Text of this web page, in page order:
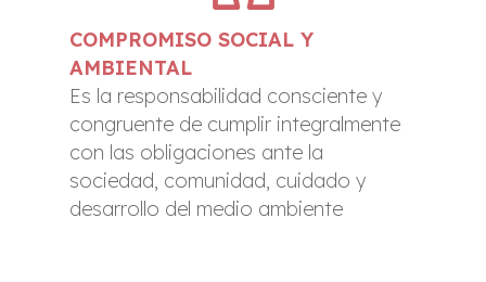
COMPROMISO SOCIAL Y
AMBIENTAL
Es la responsabilidad consciente y
congruente de cumplir integralmente
con las obligaciones ante la
sociedad, comunidad, cuidado y
desarrollo del medio ambiente